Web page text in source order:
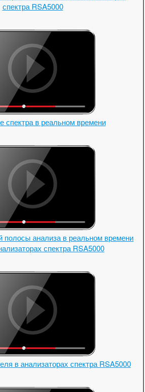
спектра RSA5000
спектра в реальном времени
анализа в реальном времени
спектра RSA5000
в анализаторах спектра RSA5000